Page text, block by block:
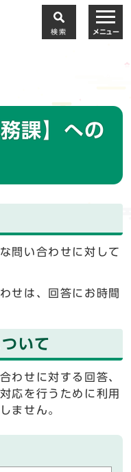
検索 メニュー
課】への
問い合わせに対して
せは、回答にお時間
いて
わせに対する回答、
応を行うために利用
ません。